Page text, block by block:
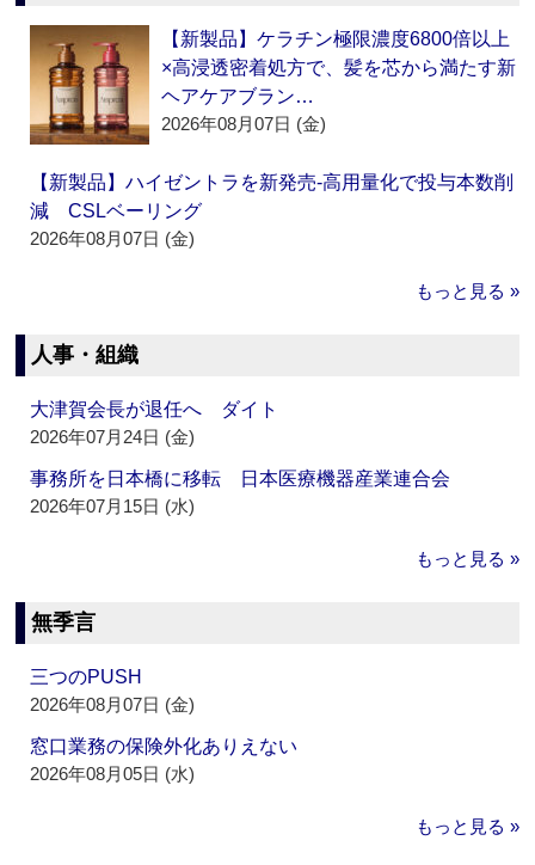
【新製品】ケラチン極限濃度6800倍以上
×高浸透密着処方で、髪を芯から満たす新
ヘアケアブラン…
2026年08月07日 (金)
【新製品】ハイゼントラを新発売‐高用量化で投与本数削
減 CSLベーリング
2026年08月07日 (金)
もっと見る »
人事・組織
大津賀会長が退任へ ダイト
2026年07月24日 (金)
事務所を日本橋に移転 日本医療機器産業連合会
2026年07月15日 (水)
もっと見る »
無季言
三つのPUSH
2026年08月07日 (金)
窓口業務の保険外化ありえない
2026年08月05日 (水)
もっと見る »